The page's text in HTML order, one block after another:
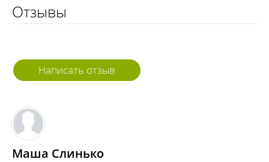
Отзывы
Написать отзыв
Маша Слинько